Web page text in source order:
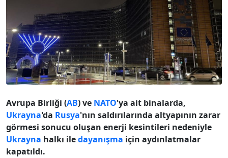
Avrupa Birliği (AB) ve NATO'ya ait binalarda,
Ukrayna'da Rusya'nın saldırılarında altyapının zarar
görmesi sonucu oluşan enerji kesintileri nedeniyle
Ukrayna halkı iledayanışma için aydınlatmalar
kapatıldı.